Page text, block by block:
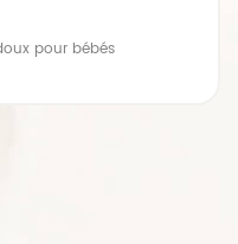
pour bébés